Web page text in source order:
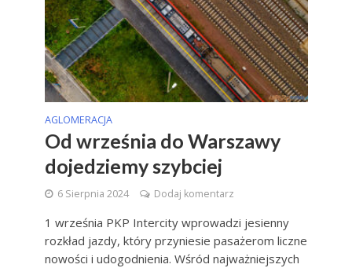
AGLOMERACJA
Od września do Warszawy
dojedziemy szybciej
6 Sierpnia 2024 Dodaj komentarz
1 września PKP Intercity wprowadzi jesienny
rozkład jazdy, który przyniesie pasażerom liczne
nowości i udogodnienia. Wśród najważniejszych